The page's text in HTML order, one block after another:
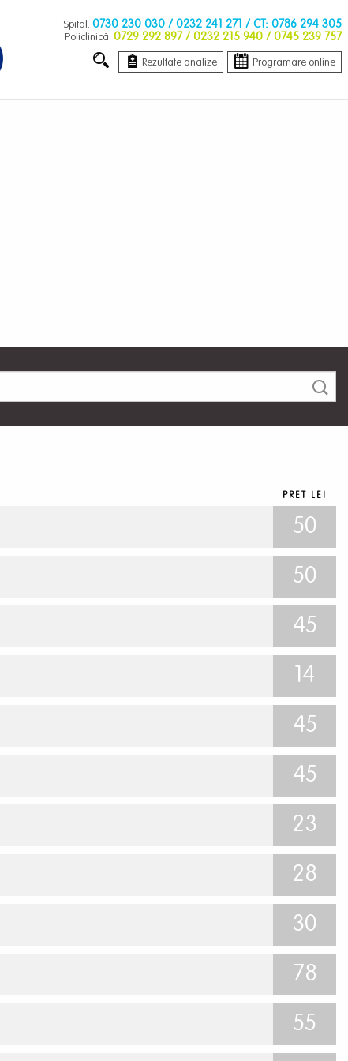
Spital: 0730 230 030 / 0232 241 271 / CT: 0786 294 305
Policlinică: 0729 292 897 / 0232 215 940 / 0745 239 757
Rezultate analize Programare online
PRET LEI
50
50
45
14
45
45
23
28
30
78
55